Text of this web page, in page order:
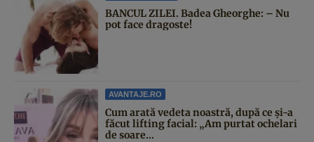
BANCUL ZILEI. Badea Gheorghe: – Nu
pot face dragoste!
AVANTAJE.RO
Cum arată vedeta noastră, după ce și-a
făcut lifting facial: „Am purtat ochelari
de soare...